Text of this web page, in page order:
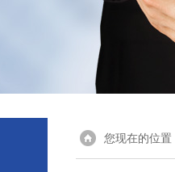
您现在的位置